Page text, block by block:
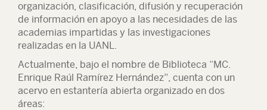
organización, clasificación, difusión y recuperación
de información en apoyo a las necesidades de las
academias impartidas y las investigaciones
realizadas en la UANL.
Actualmente, bajo el nombre de Biblioteca “MC.
Enrique Raúl Ramírez Hernández”, cuenta con un
acervo en estantería abierta organizado en dos
áreas: